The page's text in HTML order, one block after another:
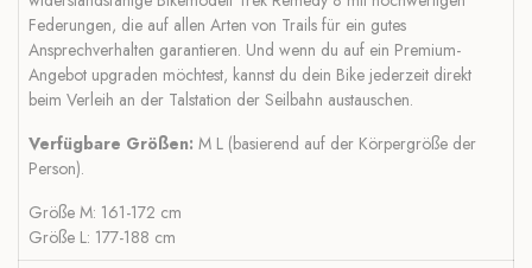
Federungen, die auf allen Arten von Trails für ein gutes
Ansprechverhalten garantieren. Und wenn du auf ein Premium-
Angebot upgraden möchtest, kannst du dein Bike jederzeit direkt
beim Verleih an der Talstation der Seilbahn austauschen.
Verfügbare Größen: M L (basierend auf der Körpergröße der
Person).
Größe M: 161-172 cm
Größe L: 177-188 cm